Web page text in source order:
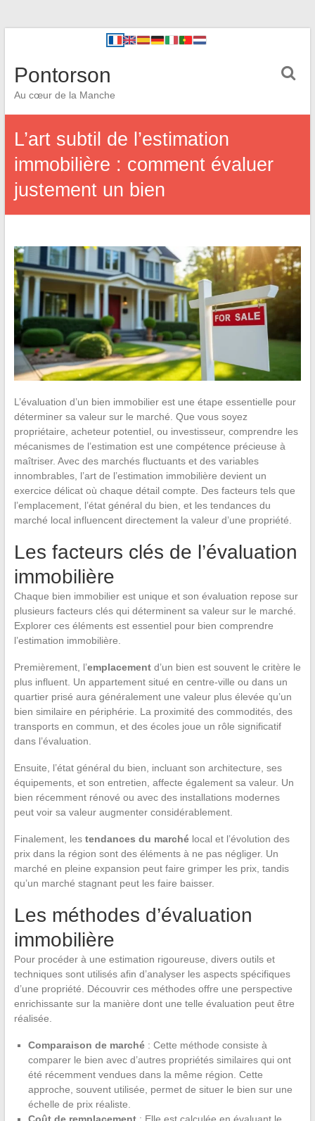
Pontorson
Au cœur de la Manche
L’art subtil de l’estimation
immobilière : comment évaluer
justement un bien
L’évaluation d’un bien immobilier est une étape essentielle pour
déterminer sa valeur sur le marché. Que vous soyez
propriétaire, acheteur potentiel, ou investisseur, comprendre les
mécanismes de l’estimation est une compétence précieuse à
maîtriser. Avec des marchés fluctuants et des variables
innombrables, l’art de l’estimation immobilière devient un
exercice délicat où chaque détail compte. Des facteurs tels que
l’emplacement, l’état général du bien, et les tendances du
marché local influencent directement la valeur d’une propriété.
Les facteurs clés de l’évaluation
immobilière
Chaque bien immobilier est unique et son évaluation repose sur
plusieurs facteurs clés qui déterminent sa valeur sur le marché.
Explorer ces éléments est essentiel pour bien comprendre
l’estimation immobilière.
Premièrement, l’emplacementd’un bien est souvent le critère le
plus influent. Un appartement situé en centre-ville ou dans un
quartier prisé aura généralement une valeur plus élevée qu’un
bien similaire en périphérie. La proximité des commodités, des
transports en commun, et des écoles joue un rôle significatif
dans l’évaluation.
Ensuite, l’état général du bien, incluant son architecture, ses
équipements, et son entretien, affecte également sa valeur. Un
bien récemment rénové ou avec des installations modernes
peut voir sa valeur augmenter considérablement.
Finalement, les tendances du marchélocal et l’évolution des
prix dans la région sont des éléments à ne pas négliger. Un
marché en pleine expansion peut faire grimper les prix, tandis
qu’un marché stagnant peut les faire baisser.
Les méthodes d’évaluation
immobilière
Pour procéder à une estimation rigoureuse, divers outils et
techniques sont utilisés afin d’analyser les aspects spécifiques
d’une propriété. Découvrir ces méthodes offre une perspective
enrichissante sur la manière dont une telle évaluation peut être
réalisée.
Comparaison de marché : Cette méthode consiste à
comparer le bien avec d’autres propriétés similaires qui ont
été récemment vendues dans la même région. Cette
approche, souvent utilisée, permet de situer le bien sur une
échelle de prix réaliste.